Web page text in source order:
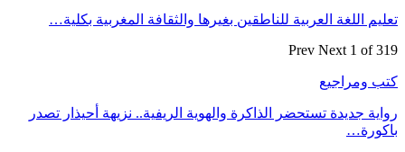
تعليم اللغة العربية للناطقين بغيرها والثقافة المغربية بكلية…
Prev Next 1 of 319
كتب ومراجيع
رواية جديدة تستحضر الذاكرة والهوية الريفية.. نزيهة أحيذار تصدر
باكورة…